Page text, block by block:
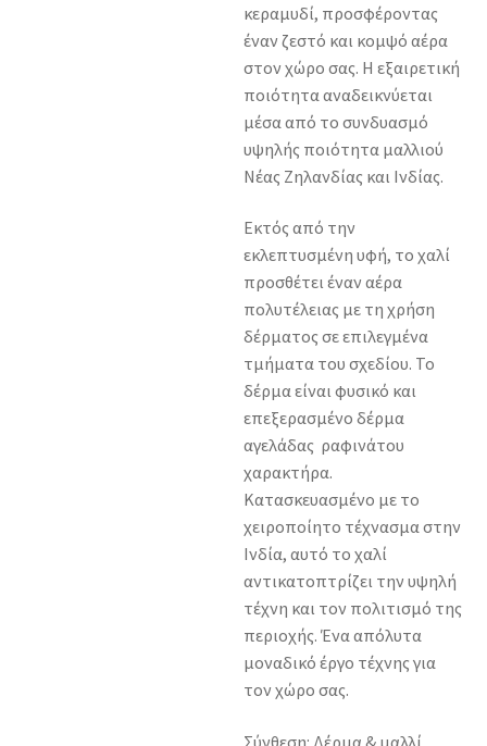
κεραμυδί, προσφέροντας
έναν ζεστό και κομψό αέρα
στον χώρο σας. Η εξαιρετική
ποιότητα αναδεικνύεται
μέσα από το συνδυασμό
υψηλής ποιότητα μαλλιού
Νέας Ζηλανδίας και Ινδίας.
Εκτός από την
εκλεπτυσμένη υφή, το χαλί
προσθέτει έναν αέρα
πολυτέλειας με τη χρήση
δέρματος σε επιλεγμένα
τμήματα του σχεδίου. Το
δέρμα είναι φυσικό και
επεξερασμένο δέρμα
αγελάδας ραφινάτου
χαρακτήρα.
Κατασκευασμένο με το
χειροποίητο τέχνασμα στην
Ινδία, αυτό το χαλί
αντικατοπτρίζει την υψηλή
τέχνη και τον πολιτισμό της
περιοχής. Ένα απόλυτα
μοναδικό έργο τέχνης για
τον χώρο σας.
Σύνθεση: Δέρμα & μαλλί